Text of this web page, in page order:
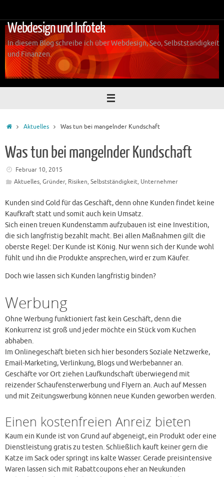
springen
Webdesign und Infotek
In diesem Blog schreibe ich über Webdesign, Seo, Selbstständigkeit
und Finanzen.
StartAktuelles Was tun bei mangelnder Kundschaft
Was tun bei mangelnder Kundschaft
Februar 10, 2015
Aktuelles, Gründer, Risiken, Selbstständigkeit, Unternehmer
Kunden sind Gold für das Geschäft, denn ohne Kunden findet keine
Kaufkraft statt und somit auch kein Umsatz.
Sich einen treuen Kundenstamm aufzubauen ist eine Investition,
die sich langfristig bezahlt macht. Bei allen Maßnahmen gilt die
oberste Regel: Der Kunde ist König. Nur wenn sich der Kunde wohl
fühlt und ihn die Produkte ansprechen, wird er zum Käufer.
Doch wie lassen sich Kunden langfristig binden?
Werbung
Ohne Werbung funktioniert fast kein Geschäft, denn die
Konkurrenz ist groß und jeder möchte ein Stück vom Kuchen
abhaben.
Im Onlinegeschäft bieten sich hier besonders Soziale Netzwerke,
Email-Marketing, Verlinkung, Blogs und Werbebanner an.
Geschäfte vor Ort ziehen Laufkundschaft überwiegend mit
reizender Schaufensterwerbung und Flyern an. Auch auf Messen
und mit Zeitungswerbung können neue Kunden geworben werden.
Einen kostenfreien Anreiz bieten
Kaum ein Kunde ist von Grund auf abgeneigt, ein Produkt oder eine
Dienstleistung gratis zu testen. Schließlich kauft keiner gern die
Katze im Sack oder springt ins kalte Wasser. Gerade preisintensive
Waren lassen sich mit Rabattcoupons eher an Neukunden